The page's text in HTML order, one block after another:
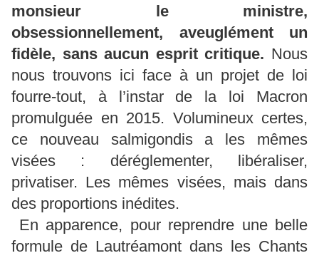
monsieur le ministre,
obsessionnellement, aveuglément un
fidèle, sans aucun esprit critique. Nous
nous trouvons ici face à un projet de loi
fourre-tout, à l’instar de la loi Macron
promulguée en 2015. Volumineux certes,
ce nouveau salmigondis a les mêmes
visées : déréglementer, libéraliser,
privatiser. Les mêmes visées, mais dans
des proportions inédites.
En apparence, pour reprendre une belle
formule de Lautréamont dans les Chants